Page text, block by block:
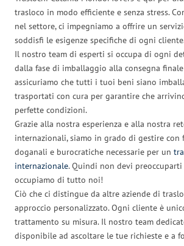
trasloco in modo efficiente e senza stress.
nel settore, ci impegniamo a offrire un
soddisfi le esigenze specifiche di ogni
Il nostro team di esperti si occupa di ogni
dalla fase di imballaggio alla consegna finale
assicuriamo che tutti i tuoi beni siano
trasportati con cura per garantire che
perfette condizioni.
Grazie alla nostra esperienza e alla nostra
internazionali, siamo in grado di gestire con
doganali e burocratiche necessarie per un
internazionale. Quindi non devi
occupiamo di tutto noi!
Ciò che ci distingue da altre aziende di
approccio personalizzato. Ogni cliente è
trattamento su misura. Il nostro team
disponibile ad ascoltare le tue richieste e a